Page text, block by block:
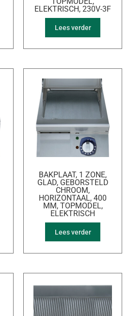
ELEKTRISCH, 230V-3F
Lees verder
BAKPLAAT, 1 ZONE,
GLAD, GEBORSTELD
CHROOM,
HORIZONTAAL, 400
MM, TOPMODEL,
ELEKTRISCH
Lees verder